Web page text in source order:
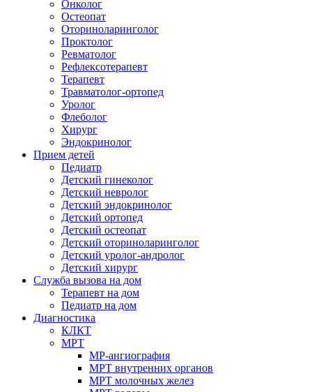
Онколог
Остеопат
Оториноларинголог
Проктолог
Ревматолог
Рефлексотерапевт
Терапевт
Травматолог-ортопед
Уролог
Флеболог
Хирург
Эндокринолог
Прием детей
Педиатр
Детский гинеколог
Детский невролог
Детский эндокринолог
Детский ортопед
Детский остеопат
Детский оториноларинголог
Детский уролог-андролог
Детский хирург
Служба вызова на дом
Терапевт на дом
Педиатр на дом
Диагностика
КЛКТ
МРТ
МР-ангиография
МРТ внутренних органов
МРТ молочных желез